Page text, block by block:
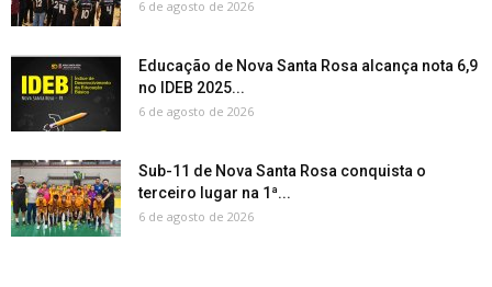
6 de agosto de 2026
Educação de Nova Santa Rosa alcança nota 6,9
no IDEB 2025...
6 de agosto de 2026
Sub-11 de Nova Santa Rosa conquista o
terceiro lugar na 1ª...
6 de agosto de 2026